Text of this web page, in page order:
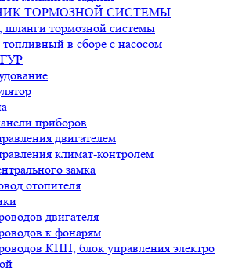
ТОРМОЗНОЙ СИСТЕМЫ
шланги тормозной системы
в сборе с насосом
приборов
двигателем
климат-контролем
замка
отопителя
двигателя
к фонарям
КПП, блок управления электро